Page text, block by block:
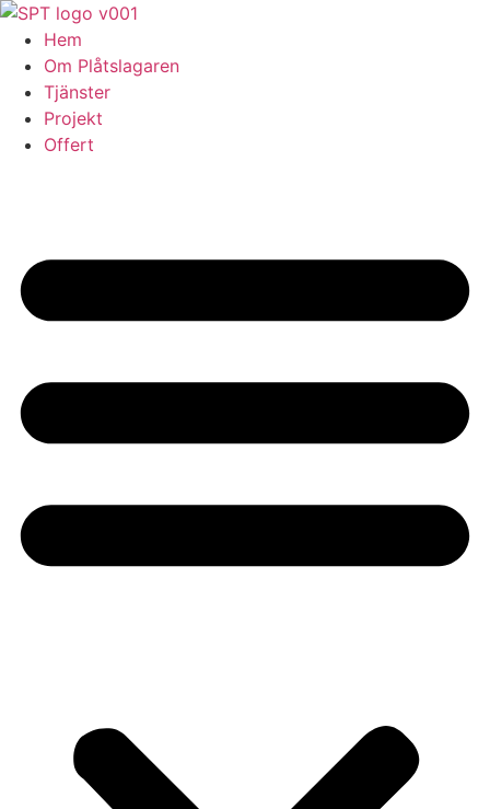
Skip
content
Hem
Om Plåtslagaren
Tjänster
Projekt
Offert